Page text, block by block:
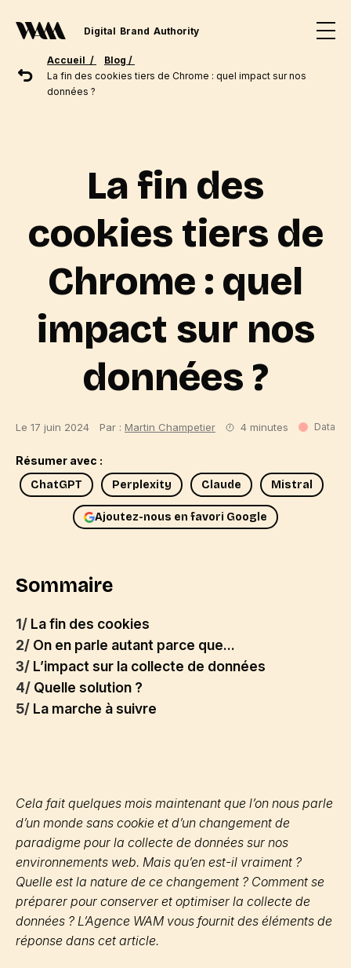
Digital Brand Authority
Accueil /
Blog /
La fin des cookies tiers de Chrome : quel impact sur nos
données ?
La fin des
cookies tiers de
Chrome : quel
impact sur nos
données ?
Le 17 juin 2024 Par : Martin Champetier 4 minutes Data
Résumer avec :
ChatGPT
Perplexity Claude Mistral
Ajoutez-nous en favori Google
Sommaire
1/ La fin des cookies
2/ On en parle autant parce que...
3/ L’impact sur la collecte de données
4/ Quelle solution ?
5/ La marche à suivre
Cela fait quelques mois maintenant que l’on nous parle
d’un monde sans cookie et d’un changement de
paradigme pour la collecte de données sur nos
environnements web. Mais qu’en est-il vraiment ?
Quelle est la nature de ce changement ? Comment se
préparer pour conserver et optimiser la collecte de
données ? L’Agence WAM vous fournit des éléments de
réponse dans cet article.